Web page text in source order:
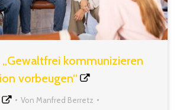
kommunizieren
vorbeugen“
Von Manfred Berretz